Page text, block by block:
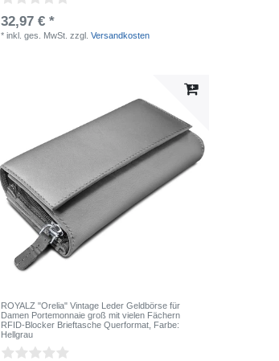
32,97 € *
*inkl. ges. MwSt. zzgl.Versandkosten
ROYALZ "Orelia" Vintage Leder Geldbörse für
Damen Portemonnaie groß mit vielen Fächern
RFID-Blocker Brieftasche Querformat , Farbe:
Hellgrau